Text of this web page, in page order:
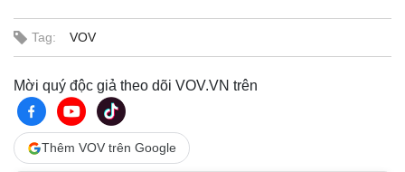
Tag: VOV
Mời quý độc giả theo dõi VOV.VN trên
Thêm VOV trên Google